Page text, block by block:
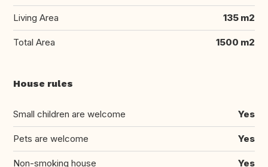
Living Area 135 m2
Total Area 1500 m2
House rules
Small children are welcome Yes
Pets are welcome Yes
Non-smoking house Yes